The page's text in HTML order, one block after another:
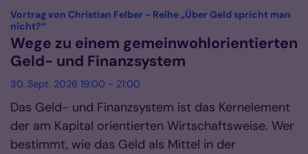
Datum: 30. September 2026
Vortrag von Christian Felber - Reihe „Über Geld spricht man
nicht?“:
Wege zu einem gemeinwohlorientierten
Geld- und Finanzsystem
30. Sept. 2026 19:00 - 21:00
Das Geld- und Finanzsystem ist das Kernelement
der am Kapital orientierten Wirtschaftsweise. Wer
bestimmt, wie das Geld als Mittel in der